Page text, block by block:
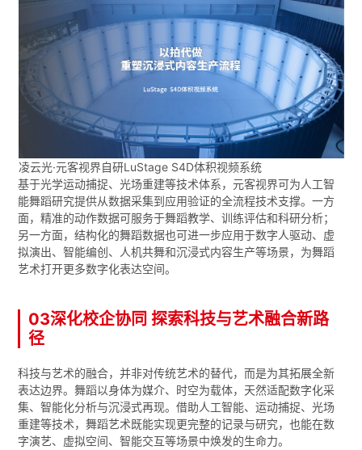
凌云光·元客视界自研LuStage S4D体积视频系统
基于光学运动捕捉、光场重建等技术体系，元客视界可为人工智
能舞蹈研究提供从数据采集到应用验证的全流程技术支撑。一方
面，精准的动作数据可服务于舞蹈教学、训练评估和科研分析；
另一方面，结构化的舞蹈数据也可进一步应用于数字人驱动、虚
拟演出、智能编创、人机共舞和沉浸式内容生产等场景，为舞蹈
艺术打开更多数字化表达空间。
03深化校企协同 探索科技与艺术融合新路
径
科技与艺术的融合，并非对传统艺术的替代，而是为其拓展全新
表达边界。舞蹈以身体为媒介、时空为载体，天然适配数字化采
集、智能化分析与沉浸式再现。借助人工智能、运动捕捉、光场
重建等技术，舞蹈艺术既能实现更完整的记录与研究，也能在数
字演艺、虚拟空间、智能交互等场景中焕发的生命力。